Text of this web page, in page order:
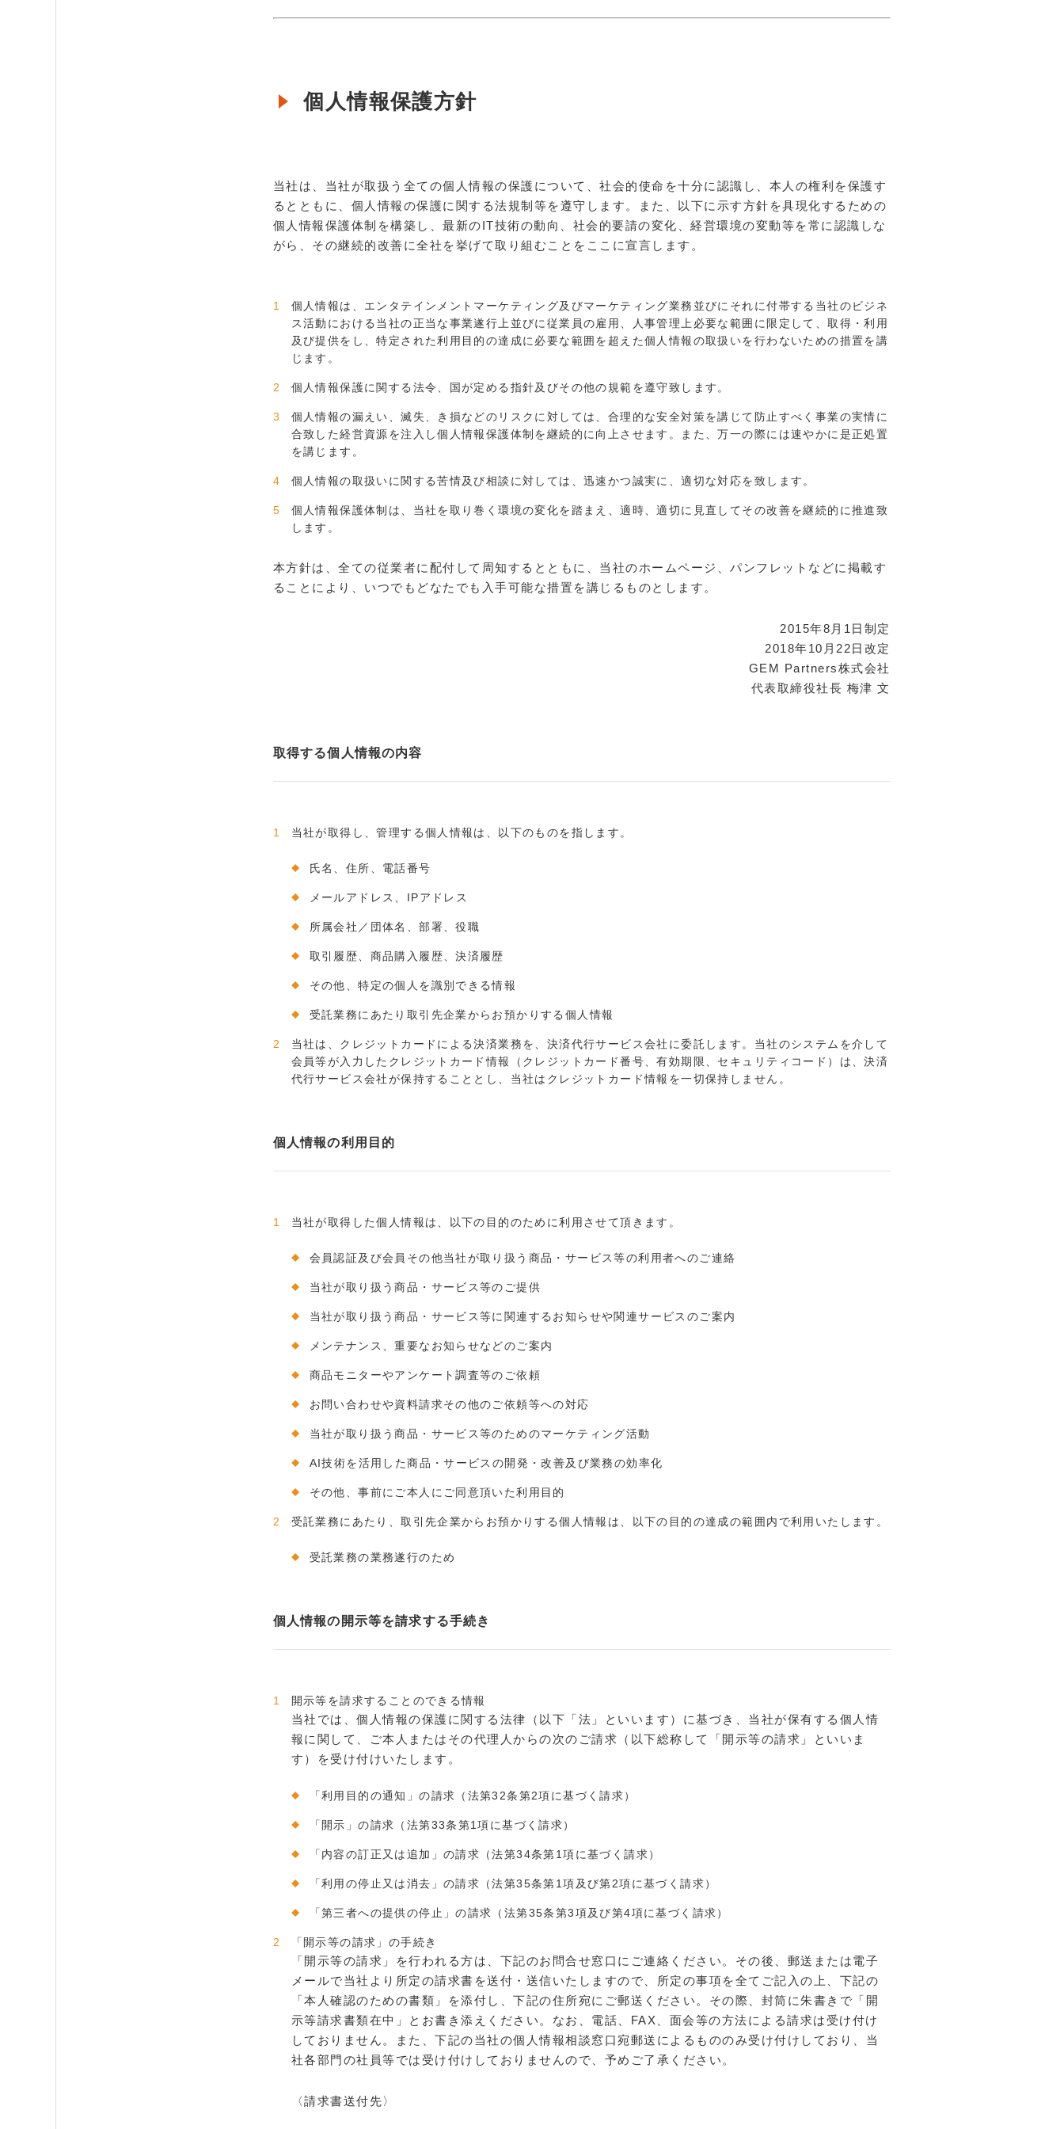
個人情報保護方針
当社は、当社が取扱う全ての個人情報の保護について、社会的使命を十分に認識し、本人の権利を保護す
るとともに、個人情報の保護に関する法規制等を遵守します。また、以下に示す方針を具現化するための
個人情報保護体制を構築し、最新のIT技術の動向、社会的要請の変化、経営環境の変動等を常に認識しな
がら、その継続的改善に全社を挙げて取り組むことをここに宣言します。
個人情報は、エンタテインメントマーケティング及びマーケティング業務並びにそれに付帯する当社のビジネ
ス活動における当社の正当な事業遂行上並びに従業員の雇用、人事管理上必要な範囲に限定して、取得・利用
及び提供をし、特定された利用目的の達成に必要な範囲を超えた個人情報の取扱いを行わないための措置を講
じます。
個人情報保護に関する法令、国が定める指針及びその他の規範を遵守致します。
個人情報の漏えい、滅失、き損などのリスクに対しては、合理的な安全対策を講じて防止すべく事業の実情に
合致した経営資源を注入し個人情報保護体制を継続的に向上させます。また、万一の際には速やかに是正処置
を講じます。
個人情報の取扱いに関する苦情及び相談に対しては、迅速かつ誠実に、適切な対応を致します。
個人情報保護体制は、当社を取り巻く環境の変化を踏まえ、適時、適切に見直してその改善を継続的に推進致
します。
本方針は、全ての従業者に配付して周知するとともに、当社のホームページ、パンフレットなどに掲載す
ることにより、いつでもどなたでも入手可能な措置を講じるものとします。
2015年8月1日制定
2018年10月22日改定
GEM Partners株式会社
代表取締役社長 梅津 文
取得する個人情報の内容
当社が取得し、管理する個人情報は、以下のものを指します。
氏名、住所、電話番号
メールアドレス、IPアドレス
所属会社／団体名、部署、役職
取引履歴、商品購入履歴、決済履歴
その他、特定の個人を識別できる情報
受託業務にあたり取引先企業からお預かりする個人情報
当社は、クレジットカードによる決済業務を、決済代行サービス会社に委託します。当社のシステムを介して
会員等が入力したクレジットカード情報（クレジットカード番号、有効期限、セキュリティコード）は、決済
代行サービス会社が保持することとし、当社はクレジットカード情報を一切保持しません。
個人情報の利用目的
当社が取得した個人情報は、以下の目的のために利用させて頂きます。
会員認証及び会員その他当社が取り扱う商品・サービス等の利用者へのご連絡
当社が取り扱う商品・サービス等のご提供
当社が取り扱う商品・サービス等に関連するお知らせや関連サービスのご案内
メンテナンス、重要なお知らせなどのご案内
商品モニターやアンケート調査等のご依頼
お問い合わせや資料請求その他のご依頼等への対応
当社が取り扱う商品・サービス等のためのマーケティング活動
AI技術を活用した商品・サービスの開発・改善及び業務の効率化
その他、事前にご本人にご同意頂いた利用目的
受託業務にあたり、取引先企業からお預かりする個人情報は、以下の目的の達成の範囲内で利用いたします。
受託業務の業務遂行のため
個人情報の開示等を請求する手続き
開示等を請求することのできる情報
当社では、個人情報の保護に関する法律（以下「法」といいます）に基づき、当社が保有する個人情
報に関して、ご本人またはその代理人からの次のご請求（以下総称して「開示等の請求」といいま
す）を受け付けいたします。
「利用目的の通知」の請求（法第32条第2項に基づく請求）
「開示」の請求（法第33条第1項に基づく請求）
「内容の訂正又は追加」の請求（法第34条第1項に基づく請求）
「利用の停止又は消去」の請求（法第35条第1項及び第2項に基づく請求）
「第三者への提供の停止」の請求（法第35条第3項及び第4項に基づく請求）
「開示等の請求」の手続き
「開示等の請求」を行われる方は、下記のお問合せ窓口にご連絡ください。その後、郵送または電子
メールで当社より所定の請求書を送付・送信いたしますので、所定の事項を全てご記入の上、下記の
「本人確認のための書類」を添付し、下記の住所宛にご郵送ください。その際、封筒に朱書きで「開
示等請求書類在中」とお書き添えください。なお、電話、FAX、面会等の方法による請求は受け付け
しておりません。また、下記の当社の個人情報相談窓口宛郵送によるもののみ受け付けしており、当
社各部門の社員等では受け付けしておりませんので、予めご了承ください。
〈請求書送付先〉